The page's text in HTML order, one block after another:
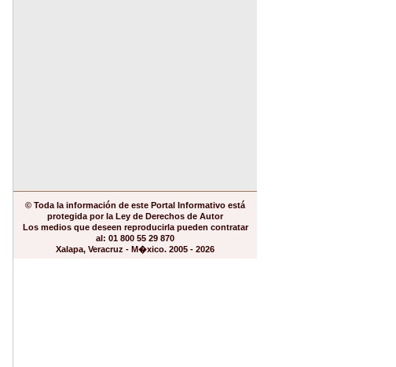
© Toda la información de este Portal Informativo está
protegida por la Ley de Derechos de Autor
Los medios que deseen reproducirla pueden contratar
al: 01 800 55 29 870
Xalapa, Veracruz - M�xico. 2005 - 2026